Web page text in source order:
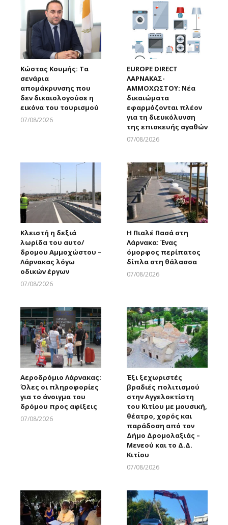
Κώστας Κουμής: Τα
σενάρια
απομάκρυνσης που
δεν δικαιολογούσε η
εικόνα του τουρισμού
07/08/2026
EUROPE DIRECT
ΛΑΡΝΑΚΑΣ-
ΑΜΜΟΧΩΣΤΟΥ: Νέα
δικαιώματα
εφαρμόζονται πλέον
για τη διευκόλυνση
της επισκευής αγαθών
07/08/2026
Κλειστή η δεξιά
λωρίδα του αυτο/
δρομου Αμμοχώστου –
Λάρνακας λόγω
οδικών έργων
07/08/2026
Η Πιαλέ Πασά στη
Λάρνακα: Ένας
όμορφος περίπατος
δίπλα στη θάλασσα
07/08/2026
Αεροδρόμιο Λάρνακας:
Όλες οι πληροφορίες
για το άνοιγμα του
δρόμου προς αφίξεις
07/08/2026
Έξι ξεχωριστές
βραδιές πολιτισμού
στην Αγγελοκτίστη
του Κιτίου με μουσική,
θέατρο, χορός και
παράδοση από τον
Δήμο Δρομολαξιάς –
Μενεού και το Δ.Δ.
Κιτίου
07/08/2026